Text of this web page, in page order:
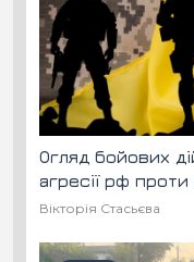
Огляд бойових
агресії рф проти
Вікторія Стасьєва